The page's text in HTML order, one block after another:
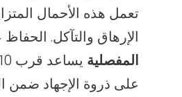
تعمل هذه الأحمال
الإرهاق والتآكل.
المفصلية
على ذروة الإجهاد ضمن